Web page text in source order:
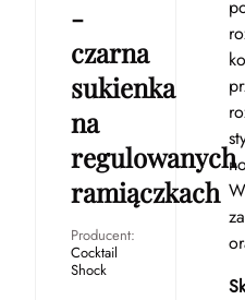
-
czarna
sukienka
na
regulowanych
ramiączkach
Producent:
Cocktail
Shock